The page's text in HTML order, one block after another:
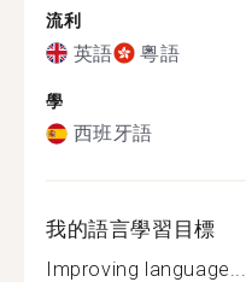
流利
英語 粵語
學
西班牙語
我的語言學習目標
Improving language...